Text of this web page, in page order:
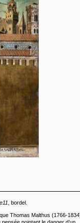
, bordel.
Thomas Malthus (1766-